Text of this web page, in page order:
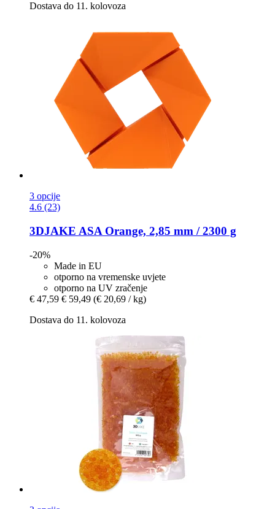
Dostava do 11. kolovoza
3 opcije
4.6 (23)
3DJAKE ASA Orange, 2,85 mm / 2300 g
-20%
Made in EU
otporno na vremenske uvjete
otporno na UV zračenje
€ 47,59 € 59,49 (€ 20,69 / kg)
Dostava do 11. kolovoza